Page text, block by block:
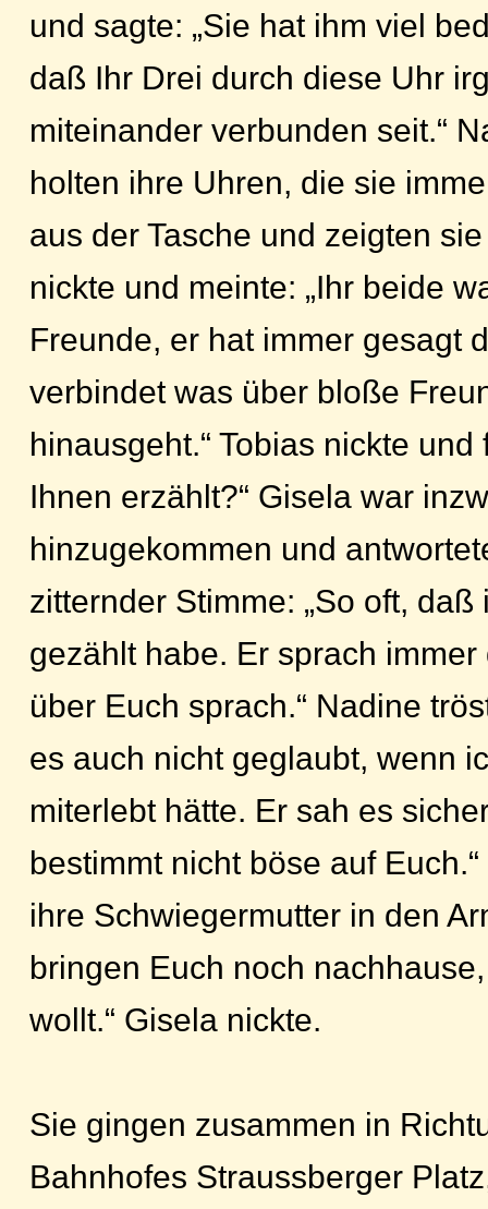
und sagte: „Sie hat ihm viel
daß Ihr Drei durch diese Uhr
miteinander verbunden seit.“
holten ihre Uhren, die sie
aus der Tasche und zeigten
nickte und meinte: „Ihr beide
Freunde, er hat immer gesagt
verbindet was über bloße
hinausgeht.“ Tobias nickte und
Ihnen erzählt?“ Gisela war
hinzugekommen und
zitternder Stimme: „So oft,
gezählt habe. Er sprach
über Euch sprach.“ Nadine
es auch nicht geglaubt, wenn
miterlebt hätte. Er sah es
bestimmt nicht böse auf
ihre Schwiegermutter in den
bringen Euch noch
wollt.“ Gisela nickte.
Sie gingen zusammen in
Bahnhofes Straussberger